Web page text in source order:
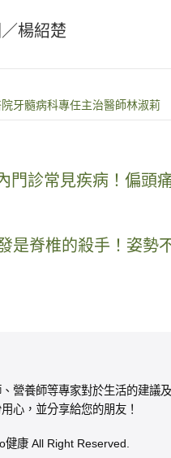
楊紹楚
牙髓病科專任主治醫師林淑莉
門診常見疾病！偏頭
是脊椎的殺手！姿勢
營養師等專家對於生活的建議
心，並分享給您的朋友！
康 All Right Reserved.